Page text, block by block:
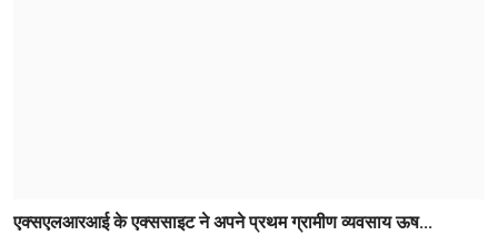
एक्सएलआरआई के एक्ससाइट ने अपने प्रथम ग्रामीण व्यवसाय ऊष...